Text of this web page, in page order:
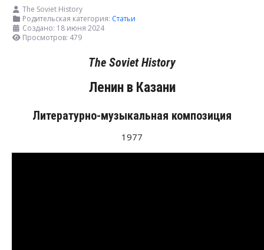
The Soviet History
Родительская категория: Статьи
Создано: 18 июня 2024
Просмотров: 479
The Soviet History
Ленин в Казани
Литературно-музыкальная композиция
1977